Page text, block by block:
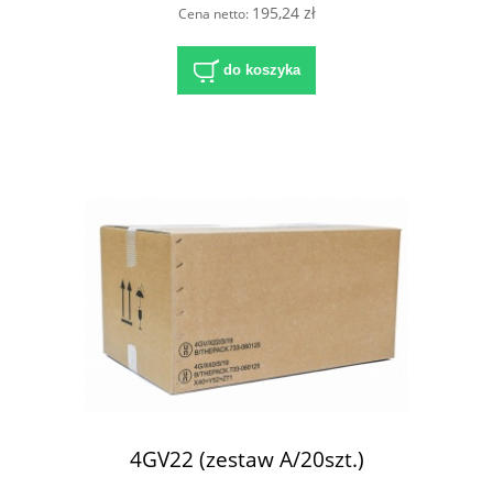
Cena netto: 195,24 zł
do koszyka
4GV22 (zestaw A/20szt.)